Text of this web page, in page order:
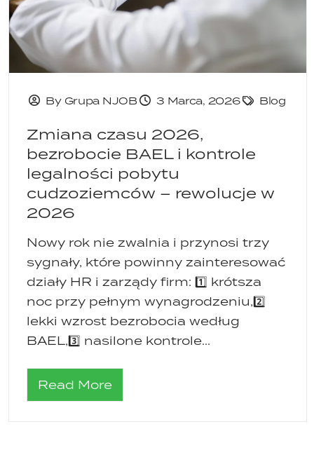
By Grupa NJOB 3 Marca, 2026 Blog
Zmiana czasu 2026,
bezrobocie BAEL i kontrole
legalności pobytu
cudzoziemców – rewolucje w
2026
Nowy rok nie zwalnia i przynosi trzy
sygnały, które powinny zainteresować
działy HR i zarządy firm: 1️⃣ krótsza
noc przy pełnym wynagrodzeniu,2️⃣
lekki wzrost bezrobocia według
BAEL,3️⃣ nasilone kontrole...
Read More